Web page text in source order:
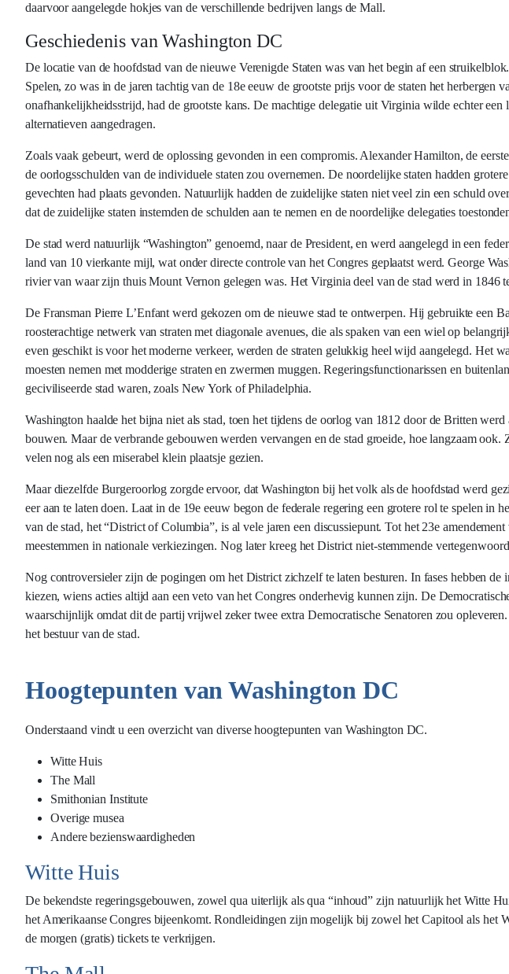
daarvoor aangelegde hokjes van de verschillende bedrijven langs de Mall.
Geschiedenis van Washington DC
De locatie van de hoofdstad van de nieuwe Verenigde Staten was van het begin af een
Spelen, zo was in de jaren tachtig van de 18e eeuw de grootste prijs voor de staten het herbergen
onafhankelijkheidsstrijd, had de grootste kans. De machtige delegatie uit Virginia wilde echter een
alternatieven aangedragen.
Zoals vaak gebeurt, werd de oplossing gevonden in een compromis. Alexander Hamilton, de
de oorlogsschulden van de individuele staten zou overnemen. De noordelijke staten hadden
gevechten had plaats gevonden. Natuurlijk hadden de zuidelijke staten niet veel zin een schuld
dat de zuidelijke staten instemden de schulden aan te nemen en de noordelijke delegaties
De stad werd natuurlijk “Washington” genoemd, naar de President, en werd aangelegd in een
land van 10 vierkante mijl, wat onder directe controle van het Congres geplaatst werd. George
rivier van waar zijn thuis Mount Vernon gelegen was. Het Virginia deel van de stad werd in 1846
De Fransman Pierre L’Enfant werd gekozen om de nieuwe stad te ontwerpen. Hij gebruikte een
roosterachtige netwerk van straten met diagonale avenues, die als spaken van een wiel op
even geschikt is voor het moderne verkeer, werden de straten gelukkig heel wijd aangelegd. Het
moesten nemen met modderige straten en zwermen muggen. Regeringsfunctionarissen en
geciviliseerde stad waren, zoals New York of Philadelphia.
Washington haalde het bijna niet als stad, toen het tijdens de oorlog van 1812 door de Britten
bouwen. Maar de verbrande gebouwen werden vervangen en de stad groeide, hoe langzaam
velen nog als een miserabel klein plaatsje gezien.
Maar diezelfde Burgeroorlog zorgde ervoor, dat Washington bij het volk als de hoofdstad werd
eer aan te laten doen. Laat in de 19e eeuw begon de federale regering een grotere rol te spelen in
van de stad, het “District of Columbia”, is al vele jaren een discussiepunt. Tot het 23e
meestemmen in nationale verkiezingen. Nog later kreeg het District niet-stemmende
Nog controversieler zijn de pogingen om het District zichzelf te laten besturen. In fases hebben de
kiezen, wiens acties altijd aan een veto van het Congres onderhevig kunnen zijn. De
waarschijnlijk omdat dit de partij vrijwel zeker twee extra Democratische Senatoren zou
het bestuur van de stad.
Hoogtepunten van Washington DC
Onderstaand vindt u een overzicht van diverse hoogtepunten van Washington DC.
Witte Huis
The Mall
Smithonian Institute
Overige musea
Andere bezienswaardigheden
Witte Huis
De bekendste regeringsgebouwen, zowel qua uiterlijk als qua “inhoud” zijn natuurlijk het Witte
het Amerikaanse Congres bijeenkomt. Rondleidingen zijn mogelijk bij zowel het Capitool als het
de morgen (gratis) tickets te verkrijgen.